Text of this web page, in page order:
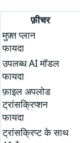
फ़ीचर
मुफ़्त प्लान
फायदा
उपलब्ध AI मॉडल
फायदा
फ़ाइल अपलोड
ट्रांसक्रिप्शन
फायदा
ट्रांसक्रिप्ट के साथ